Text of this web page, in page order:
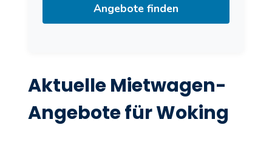
Angebote finden
Aktuelle Mietwagen-
Angebote für Woking